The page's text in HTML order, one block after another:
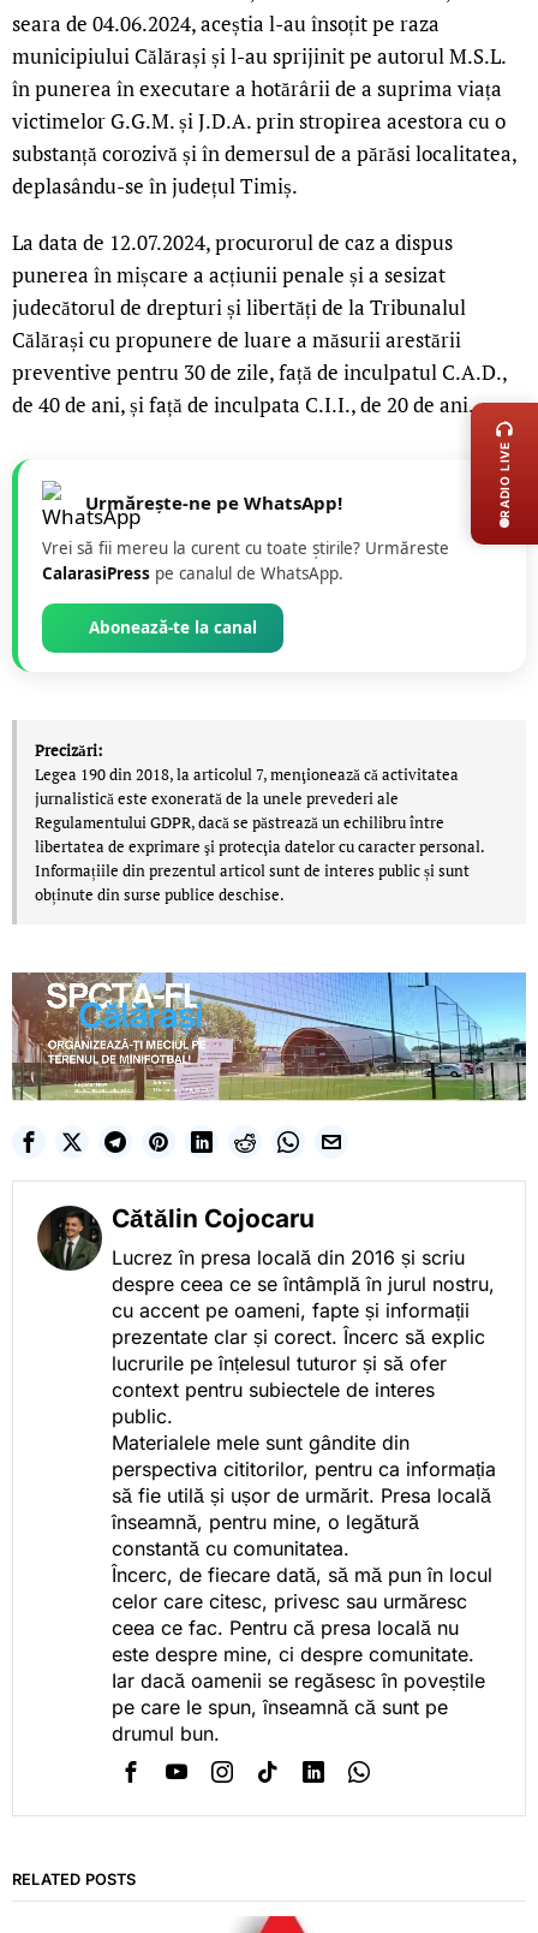
seara de 04.06.2024, aceștia l-au însoțit pe raza
municipiului Călărași și l-au sprijinit pe autorul M.S.L.
în punerea în executare a hotărârii de a suprima viața
victimelor G.G.M. și J.D.A. prin stropirea acestora cu o
substanță corozivă și în demersul de a părăsi localitatea,
deplasându-se în județul Timiș.
La data de 12.07.2024, procurorul de caz a dispus
punerea în mișcare a acțiunii penale și a sesizat
judecătorul de drepturi și libertăți de la Tribunalul
Călărași cu propunere de luare a măsurii arestării
preventive pentru 30 de zile, față de inculpatul C.A.D.,
de 40 de ani, și față de inculpata C.I.I., de 20 de ani.
Urmărește-ne pe WhatsApp!
Vrei să fii mereu la curent cu toate știrile? Urmăreste
CalarasiPress pe canalul de WhatsApp.
Abonează-te la canal
Precizări:
Legea 190 din 2018, la articolul 7, menţionează că activitatea
jurnalistică este exonerată de la unele prevederi ale
Regulamentului GDPR, dacă se păstrează un echilibru între
libertatea de exprimare şi protecţia datelor cu caracter personal.
Informațiile din prezentul articol sunt de interes public și sunt
obținute din surse publice deschise.
Cătălin Cojocaru
Lucrez în presa locală din 2016 și scriu
despre ceea ce se întâmplă în jurul nostru,
cu accent pe oameni, fapte și informații
prezentate clar și corect. Încerc să explic
lucrurile pe înțelesul tuturor și să ofer
context pentru subiectele de interes
public.
Materialele mele sunt gândite din
perspectiva cititorilor, pentru ca informația
să fie utilă și ușor de urmărit. Presa locală
înseamnă, pentru mine, o legătură
constantă cu comunitatea.
Încerc, de fiecare dată, să mă pun în locul
celor care citesc, privesc sau urmăresc
ceea ce fac. Pentru că presa locală nu
este despre mine, ci despre comunitate.
Iar dacă oamenii se regăsesc în poveștile
pe care le spun, înseamnă că sunt pe
drumul bun.
RELATED POSTS
LIVE
RADIO LIVE